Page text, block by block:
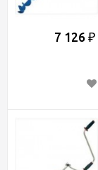
7 126 ₽